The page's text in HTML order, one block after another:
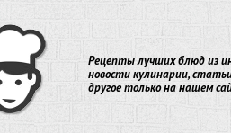
Рецепты лучших блюд из
новости кулинарии,
другое только на нашем